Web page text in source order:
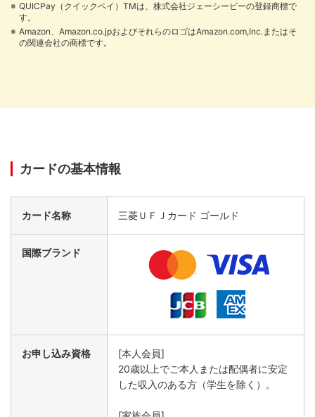
QUICPay（クイックペイ）TMは、株式会社ジェーシービーの登録商標で
す。
Amazon、Amazon.co.jpおよびそれらのロゴはAmazon.com,Inc.またはそ
の関連会社の商標です。
カードの基本情報
カード名称 三菱ＵＦＪカード ゴールド
国際ブランド
お申し込み資格
[本人会員]
20歳以上でご本人または配偶者に安定
した収入のある方（学生を除く）。